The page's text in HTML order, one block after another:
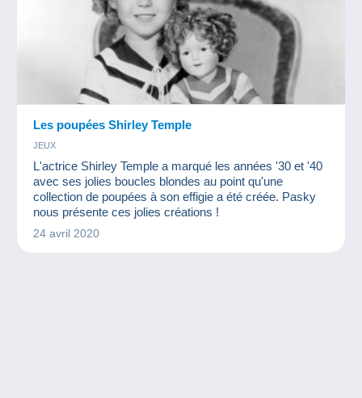
Les poupées Shirley Temple
JEUX
L'actrice Shirley Temple a marqué les années '30 et '40
avec ses jolies boucles blondes au point qu'une
collection de poupées à son effigie a été créée. Pasky
nous présente ces jolies créations !
24 avril 2020